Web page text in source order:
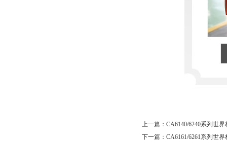
上一篇： CA6140/6240系列世
下一篇： CA6161/6261系列世